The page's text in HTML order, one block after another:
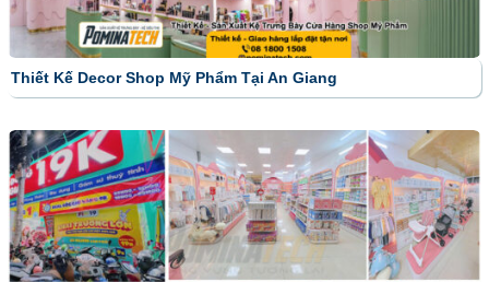
Thiết Kế Decor Shop Mỹ Phẩm Tại An Giang